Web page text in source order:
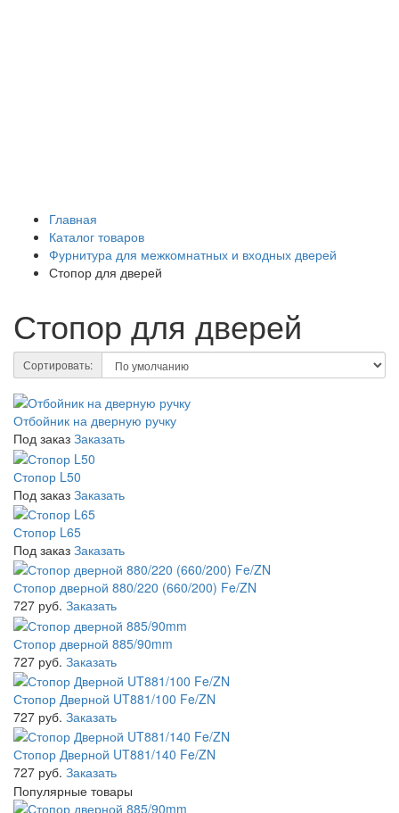
Главная
Каталог товаров
Фурнитура для межкомнатных и входных дверей
Стопор для дверей
Стопор для дверей
Сортировать:
Отбойник на дверную ручку
Под заказ Заказать
Стопор L50
Под заказ Заказать
Стопор L65
Под заказ Заказать
Стопор дверной 880/220 (660/200) Fe/ZN
727 руб. Заказать
Стопор дверной 885/90mm
727 руб. Заказать
Стопор Дверной UT881/100 Fe/ZN
727 руб. Заказать
Стопор Дверной UT881/140 Fe/ZN
727 руб. Заказать
Популярные товары